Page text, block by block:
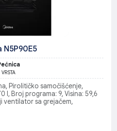
N5P90E5
VRSTA
Pirolitičko samočišćenje,
l, Broj programa: 9, Visina: 59,6
ventilator sa grejačem,